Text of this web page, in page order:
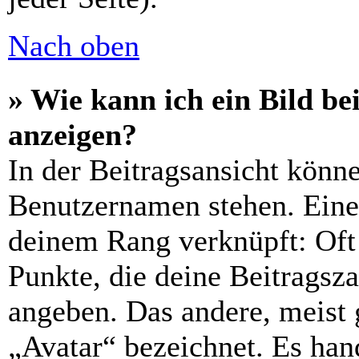
Nach oben
» Wie kann ich ein Bild
anzeigen?
In der Beitragsansicht
Benutzernamen stehen.
deinem Rang verknüpft:
Punkte, die deine
angeben. Das andere,
„Avatar“ bezeichnet. Es